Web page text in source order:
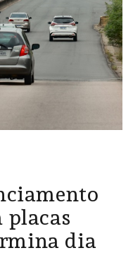
placas
dia